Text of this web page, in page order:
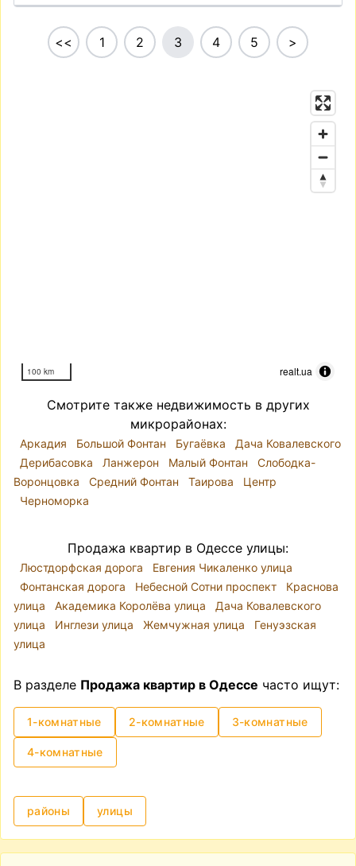
<< 1 2 3 4 5 >
100 km realt.ua
Смотрите также недвижимость в других
микрорайонах:
Аркадия Большой Фонтан Бугаёвка
Дача Ковалевского
Дерибасовка
Ланжерон Малый Фонтан
Слободка-
Воронцовка
Средний Фонтан Таирова
Центр
Черноморка
Продажа квартир в Одессе улицы:
Люстдорфская дорога
Евгения Чикаленко улица
Фонтанская дорога
Небесной Сотни проспект
Краснова
улица
Академика Королёва улица
Дача Ковалевского
улица
Инглези улица Жемчужная улица
Генуэзская
улица
В разделе Продажа квартир в Одессе часто ищут:
1-комнатные 2-комнатные 3-комнатные
4-комнатные
районы улицы